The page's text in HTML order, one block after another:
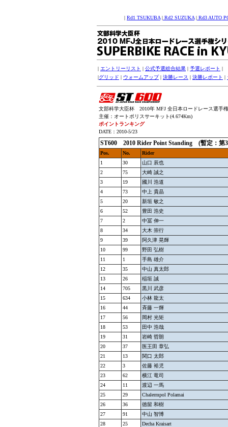
| Rd1 TSUKUBA | Rd2 SUZUKA | Rd3 AUTO
| エントリーリスト | 公式予選総合結果 | 予選レポート |
|グリッド | ウォームアップ| 決勝レース | 決勝レポート |
文部科学大臣杯 2010年 MFJ 全日本ロードレース選手
主催：オートポリスサーキット(4.674Km)
ポイントランキング
DATE：2010-5/23
ST600 2010 Rider Point Standing (暫定：第
Pos. No.
Rider
1
30
山口 辰也
2
75
大崎 誠之
3
19
國川 浩道
4
73
中上 貴晶
5
20
新垣 敏之
6
52
豊田 浩史
7
2
中冨 伸一
8
34
大木 崇行
9
39
阿久津 晃輝
10
99
野田 弘樹
11
1
手島 雄介
12
35
中山 真太郎
13
26
稲垣 誠
14
705
黒川 武彦
15
634
小林 龍太
16
44
斉藤 一輝
17
56
岡村 光矩
18
53
田中 浩哉
19
31
岩崎 哲朗
20
37
医王田 章弘
21
13
関口 太郎
22
3
佐藤 裕児
23
62
横江 竜司
24
11
渡辺 一馬
25
29
Chalermpol Polamai
26
36
徳留 和樹
27
91
中山 智博
28
25
Decha Kraisart